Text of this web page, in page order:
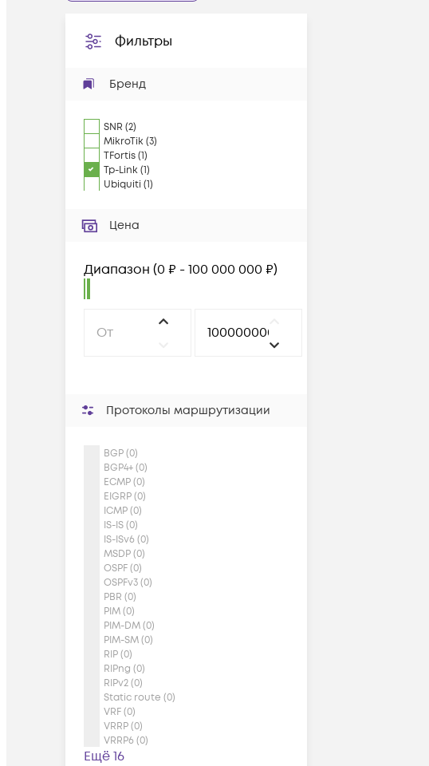
Фильтры
Бренд
SNR (2)
MikroTik(3)
TFortis(1)
Tp-Link(1)
Ubiquiti (1)
Цена
Диапазон (0 ₽ - 100 000 000 ₽)
Протоколы маршрутизации
BGP (0)
BGP4+ (0)
ECMP (0)
EIGRP (0)
ICMP (0)
IS-IS (0)
IS-ISv6 (0)
MSDP (0)
OSPF (0)
OSPFv3 (0)
PBR (0)
PIM (0)
PIM-DM (0)
PIM-SM (0)
RIP (0)
RIPng (0)
RIPv2 (0)
Static route (0)
VRF (0)
VRRP (0)
VRRP6 (0)
Ещё 16